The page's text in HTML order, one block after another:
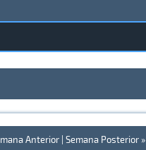
Anterior Semana Posterior »